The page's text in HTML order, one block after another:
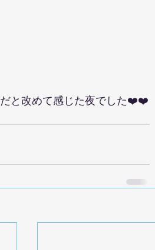
だと改めて感じた夜でした❤️❤️